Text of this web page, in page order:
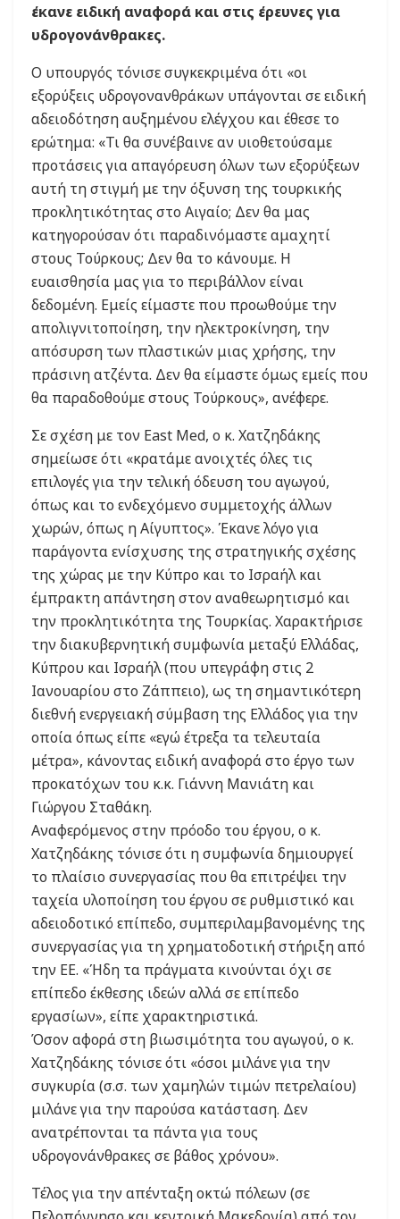
έκανε ειδική αναφορά και στις έρευνες για
υδρογονάνθρακες.
Ο υπουργός τόνισε συγκεκριμένα ότι «οι
εξορύξεις υδρογονανθράκων υπάγονται σε ειδική
αδειοδότηση αυξημένου ελέγχου και έθεσε το
ερώτημα: «Τι θα συνέβαινε αν υιοθετούσαμε
προτάσεις για απαγόρευση όλων των εξορύξεων
αυτή τη στιγμή με την όξυνση της τουρκικής
προκλητικότητας στο Αιγαίο; Δεν θα μας
κατηγορούσαν ότι παραδινόμαστε αμαχητί
στους Τούρκους; Δεν θα το κάνουμε. Η
ευαισθησία μας για το περιβάλλον είναι
δεδομένη. Εμείς είμαστε που προωθούμε την
απολιγνιτοποίηση, την ηλεκτροκίνηση, την
απόσυρση των πλαστικών μιας χρήσης, την
πράσινη ατζέντα. Δεν θα είμαστε όμως εμείς που
θα παραδοθούμε στους Τούρκους», ανέφερε.
Σε σχέση με τον East Med, ο κ. Χατζηδάκης
σημείωσε ότι «κρατάμε ανοιχτές όλες τις
επιλογές για την τελική όδευση του αγωγού,
όπως και το ενδεχόμενο συμμετοχής άλλων
χωρών, όπως η Αίγυπτος». Έκανε λόγο για
παράγοντα ενίσχυσης της στρατηγικής σχέσης
της χώρας με την Κύπρο και το Ισραήλ και
έμπρακτη απάντηση στον αναθεωρητισμό και
την προκλητικότητα της Τουρκίας. Χαρακτήρισε
την διακυβερνητική συμφωνία μεταξύ Ελλάδας,
Κύπρου και Ισραήλ (που υπεγράφη στις 2
Ιανουαρίου στο Ζάππειο), ως τη σημαντικότερη
διεθνή ενεργειακή σύμβαση της Ελλάδος για την
οποία όπως είπε «εγώ έτρεξα τα τελευταία
μέτρα», κάνοντας ειδική αναφορά στο έργο των
προκατόχων του κ.κ. Γιάννη Μανιάτη και
Γιώργου Σταθάκη.
Αναφερόμενος στην πρόοδο του έργου, ο κ.
Χατζηδάκης τόνισε ότι η συμφωνία δημιουργεί
το πλαίσιο συνεργασίας που θα επιτρέψει την
ταχεία υλοποίηση του έργου σε ρυθμιστικό και
αδειοδοτικό επίπεδο, συμπεριλαμβανομένης της
συνεργασίας για τη χρηματοδοτική στήριξη από
την ΕΕ. «Ήδη τα πράγματα κινούνται όχι σε
επίπεδο έκθεσης ιδεών αλλά σε επίπεδο
εργασίων», είπε χαρακτηριστικά.
Όσον αφορά στη βιωσιμότητα του αγωγού, ο κ.
Χατζηδάκης τόνισε ότι «όσοι μιλάνε για την
συγκυρία (σ.σ. των χαμηλών τιμών πετρελαίου)
μιλάνε για την παρούσα κατάσταση. Δεν
ανατρέπονται τα πάντα για τους
υδρογονάνθρακες σε βάθος χρόνου».
Τέλος για την απένταξη οκτώ πόλεων (σε